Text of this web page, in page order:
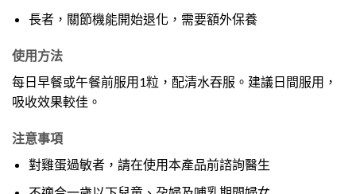
長者，關節機能開始退化，需要額外保養
使用方法
每日早餐或午餐前服用1粒，配清水吞服。建議日間服用，
吸收效果較佳。
注意事項
對雞蛋過敏者，請在使用本產品前諮詢醫生